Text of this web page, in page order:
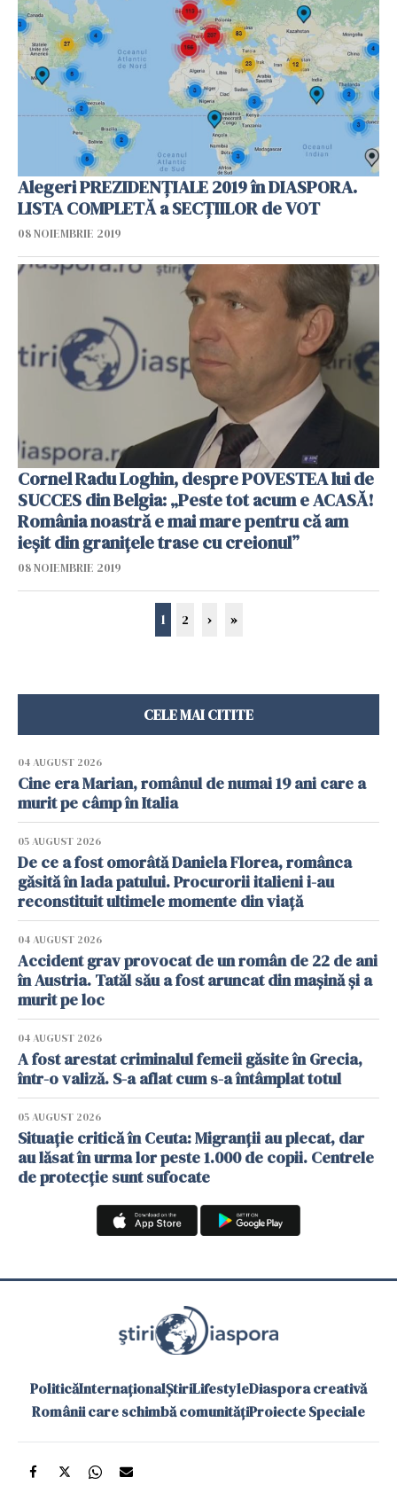
Alegeri PREZIDENȚIALE 2019 în DIASPORA.
LISTA COMPLETĂ a SECȚIILOR de VOT
08 NOIEMBRIE 2019
Cornel Radu Loghin, despre POVESTEA lui de
SUCCES din Belgia: „Peste tot acum e ACASĂ!
România noastră e mai mare pentru că am
ieșit din granițele trase cu creionul”
08 NOIEMBRIE 2019
1 2 › »
CELE MAI CITITE
04 AUGUST 2026
Cine era Marian, românul de numai 19 ani care a
murit pe câmp în Italia
05 AUGUST 2026
De ce a fost omorâtă Daniela Florea, românca
găsită în lada patului. Procurorii italieni i-au
reconstituit ultimele momente din viață
04 AUGUST 2026
Accident grav provocat de un român de 22 de ani
în Austria. Tatăl său a fost aruncat din mașină și a
murit pe loc
04 AUGUST 2026
A fost arestat criminalul femeii găsite în Grecia,
într-o valiză. S-a aflat cum s-a întâmplat totul
05 AUGUST 2026
Situație critică în Ceuta: Migranții au plecat, dar
au lăsat în urma lor peste 1.000 de copii. Centrele
de protecție sunt sufocate
PoliticăInternaționalȘtiriLifestyleDiaspora creativă
Românii care schimbă comunitățiProiecte Speciale